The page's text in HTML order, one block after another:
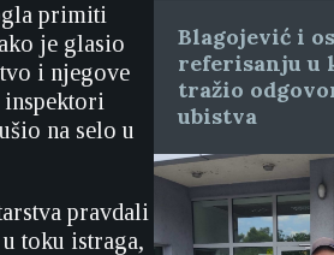
primiti
je glasio
i njegove
na selo u
pravdali
toku istraga,
Blagojević i
referisanju u
tražio
ubistva